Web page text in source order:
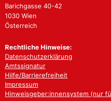
Barichgasse 40-42
1030 Wien
Österreich
Rechtliche Hinweise:
Datenschutzerklärung
Amtssignatur
Hilfe/Barrierefreiheit
Impressum
Hinweisgeber:innensystem (nur